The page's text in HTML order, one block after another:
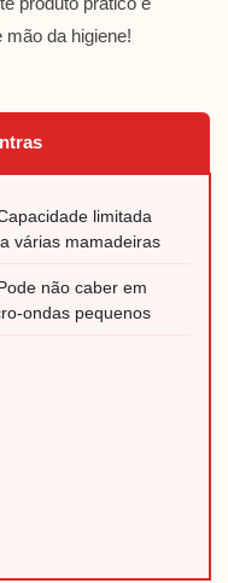
mão da higiene!
limitada
várias mamadeiras
Pode não caber em
ondas pequenos